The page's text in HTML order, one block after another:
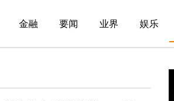
金融 要闻 业界 娱乐